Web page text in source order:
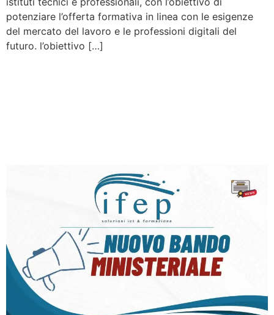
potenziare l’offerta formativa in linea con le esigenze
del mercato del lavoro e le professioni digitali del
futuro. l’obiettivo […]